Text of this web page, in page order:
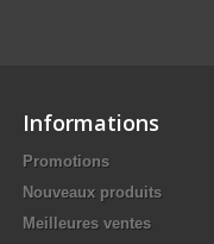
Informations
Promotions
Nouveaux produits
Meilleures ventes